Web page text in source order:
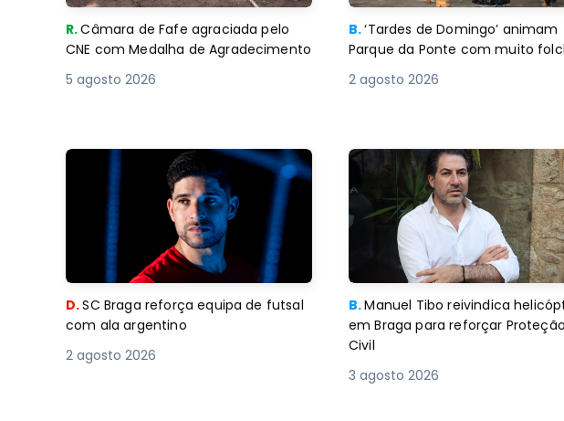
R.Câmara de Fafe agraciada pelo
CNE com Medalha de Agradecimento
5 agosto 2026
B.‘Tardes de Domingo’ animam
Parque da Ponte com muito
2 agosto 2026
D.SC Braga reforça equipa de futsal
com ala argentino
2 agosto 2026
B.Manuel Tibo reivindica
em Braga para reforçar Proteção
Civil
3 agosto 2026